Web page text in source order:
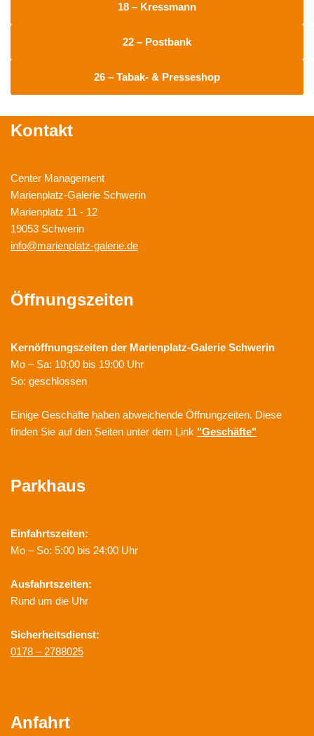
18 – Kressmann
22 – Postbank
26 – Tabak- & Presseshop
Kontakt
Center Management
Marienplatz-Galerie Schwerin
Marienplatz 11 - 12
19053 Schwerin
info@marienplatz-galerie.de
Öffnungszeiten
Kernöffnungszeiten der Marienplatz-Galerie Schwerin
Mo – Sa: 10:00 bis 19:00 Uhr
So: geschlossen
Einige Geschäfte haben abweichende Öffnungzeiten. Diese
finden Sie auf den Seiten unter dem Link "Geschäfte"
Parkhaus
Einfahrtszeiten:
Mo – So: 5:00 bis 24:00 Uhr
Ausfahrtszeiten:
Rund um die Uhr
Sicherheitsdienst:
0178 – 2788025
Anfahrt